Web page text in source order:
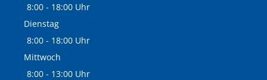
8:00 - 18:00 Uhr
Dienstag
8:00 - 18:00 Uhr
Mittwoch
8:00 - 13:00 Uhr